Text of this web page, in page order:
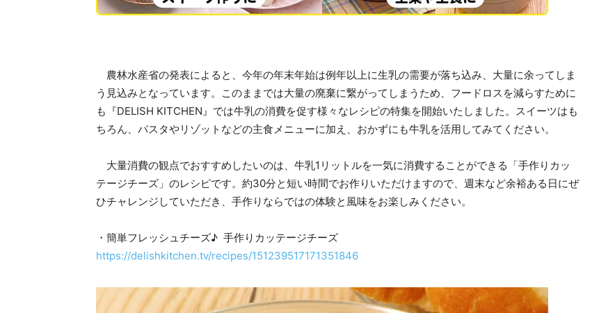
農林水産省の発表によると、今年の年末年始は例年以上に生乳の需要が落ち込み、大量に余ってしま
う見込みとなっています。このままでは大量の廃棄に繋がってしまうため、フードロスを減らすために
も『DELISH KITCHEN』では牛乳の消費を促す様々なレシピの特集を開始いたしました。スイーツはも
ちろん、パスタやリゾットなどの主食メニューに加え、おかずにも牛乳を活用してみてください。
大量消費の観点でおすすめしたいのは、牛乳1リットルを一気に消費することができる「手作りカッ
テージチーズ」のレシピです。約30分と短い時間でお作りいただけますので、週末など余裕ある日にぜ
ひチャレンジしていただき、手作りならではの体験と風味をお楽しみください。
・簡単フレッシュチーズ♪ 手作りカッテージチーズ
https://delishkitchen.tv/recipes/151239517171351846